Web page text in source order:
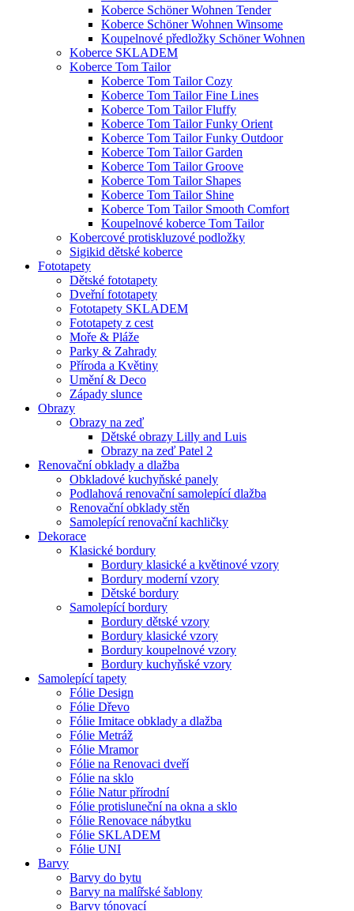
Koberce Schöner Wohnen Tender
Koberce Schöner Wohnen Winsome
Koupelnové předložky Schöner Wohnen
Koberce SKLADEM
Koberce Tom Tailor
Koberce Tom Tailor Cozy
Koberce Tom Tailor Fine Lines
Koberce Tom Tailor Fluffy
Koberce Tom Tailor Funky Orient
Koberce Tom Tailor Funky Outdoor
Koberce Tom Tailor Garden
Koberce Tom Tailor Groove
Koberce Tom Tailor Shapes
Koberce Tom Tailor Shine
Koberce Tom Tailor Smooth Comfort
Koupelnové koberce Tom Tailor
Kobercové protiskluzové podložky
Sigikid dětské koberce
Fototapety
Dětské fototapety
Dveřní fototapety
Fototapety SKLADEM
Fototapety z cest
Moře & Pláže
Parky & Zahrady
Příroda a Květiny
Umění & Deco
Západy slunce
Obrazy
Obrazy na zeď
Dětské obrazy Lilly and Luis
Obrazy na zeď Patel 2
Renovační obklady a dlažba
Obkladové kuchyňské panely
Podlahová renovační samolepící dlažba
Renovační obklady stěn
Samolepící renovační kachličky
Dekorace
Klasické bordury
Bordury klasické a květinové vzory
Bordury moderní vzory
Dětské bordury
Samolepící bordury
Bordury dětské vzory
Bordury klasické vzory
Bordury koupelnové vzory
Bordury kuchyňské vzory
Samolepící tapety
Fólie Design
Fólie Dřevo
Fólie Imitace obklady a dlažba
Fólie Metráž
Fólie Mramor
Fólie na Renovaci dveří
Fólie na sklo
Fólie Natur přírodní
Fólie protisluneční na okna a sklo
Fólie Renovace nábytku
Fólie SKLADEM
Fólie UNI
Barvy
Barvy do bytu
Barvy na malířské šablony
Barvy tónovací